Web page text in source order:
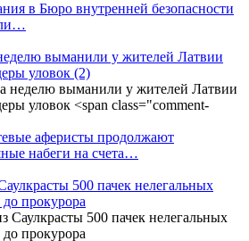
в Бюро внутренней безопасности
выманили у жителей Латвии
уловок (2)
аферисты продолжают
набеги на счета…
500 пачек нелегальных
до прокурора